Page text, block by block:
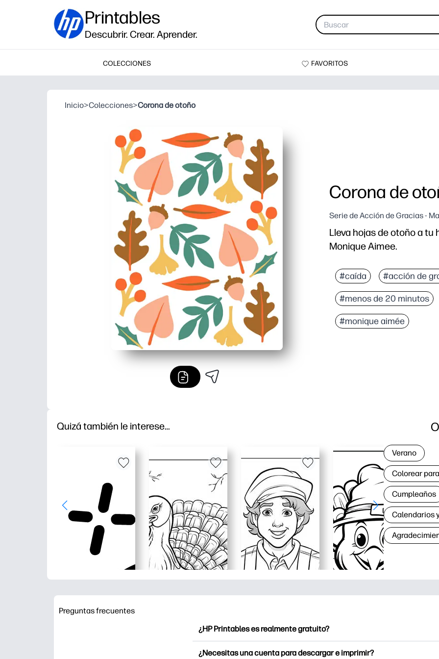
Printables
Descubrir. Crear. Aprender.
COLECCIONES FAVORITOS
Inicio>Colecciones>Corona de otoño
Corona de
Serie de Acción de Gracias -
Lleva hojas de otoño a
Monique Aimee.
Simplemente imprime
Los niños desarrollan
Decoración versátil:
Reutilizable y sin
#caída #acción de
#menos de 20 minutos
#monique aimée
Quizá también le interese…
Verano
Colorear
Cumpleaños
Calendarios
Preguntas frecuentes
¿HP Printables es realmente gratuito?
¿Necesitas una cuenta para descargar e imprimir?